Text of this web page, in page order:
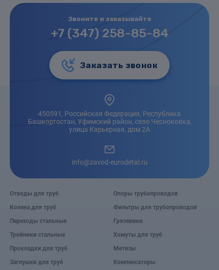
Звоните и заказывайте
+7 (347) 258-85-84
Заказать звонок
450591, Российская Федерация, Республика
Башкортостан, Уфимский район, село Чесноковка,
улица Карьерная, дом 2А
info@zavod-eurodetal.ru
Отводы для труб
Колена для труб
Переходы стальные
Тройники стальные
Прокладки для труб
Заглушки для труб
Опоры трубопроводов
Фильтры для трубопроводов
Грязевики
Хомуты для труб
Метизы
Компенсаторы